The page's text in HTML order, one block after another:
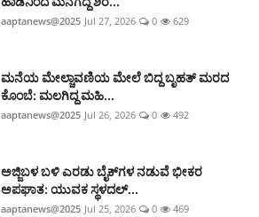
aaptanews@2025 Jul 27, 2026 0 629
ಮನೆಯ ಮೇಲ್ಚಾವಣಿಯ ಮೇಲೆ ಬಿದ್ದ ಬೃಹತ್ ಮರದ
ಕೊಂಬೆ: ಮಲಗಿದ್ದ ಮಹಿ...
aaptanews@2025 Jul 26, 2026 0 492
ಅಜ್ಜಿಬಳ ಬಳಿ ಎರಡು ಬೈಕ್‌ಗಳ ನಡುವೆ ಭೀಕರ
ಅಪಘಾತ: ಯುವಕ ಸ್ಥಳದಲ್...
aaptanews@2025 Jul 25, 2026 0 469